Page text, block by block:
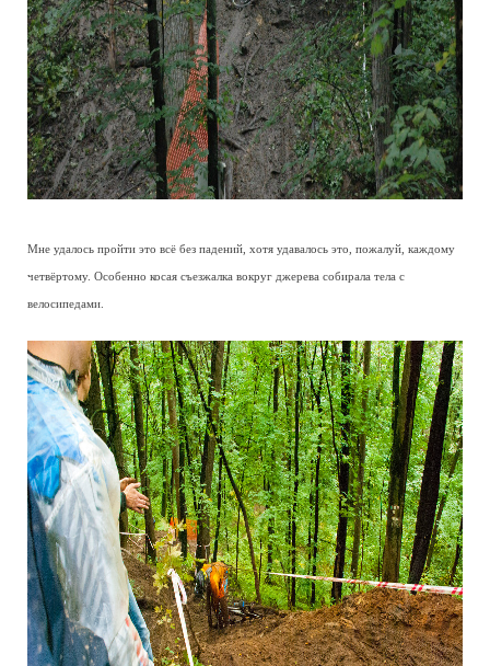
Мне удалось пройти это всё без падений, хотя удавалось это, пожалуй, каждому
четвёртому. Особенно косая съезжалка вокруг джерева собирала тела с
велосипедами.